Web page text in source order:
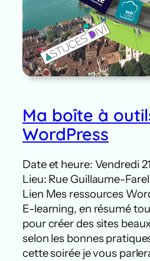
Ma boîte à
WordPress
Date et heure: Vendredi
Lieu: Rue Guillaume-
Lien Mes ressources
E-learning, en résumé
pour créer des sites
selon les bonnes
cette soirée je vous